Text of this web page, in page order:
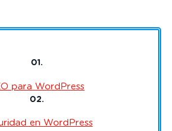
01.
para WordPress
02.
en WordPress